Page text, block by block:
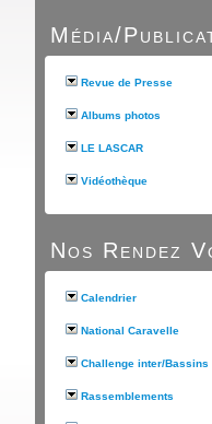
Média/
Revue de Presse
Albums photos
LE LASCAR
Vidéothèque
Nos Rendez
Calendrier
National Caravelle
Challenge inter/Bassins
Rassemblements